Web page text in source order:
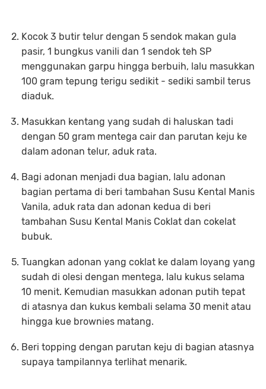
Kocok 3 butir telur dengan 5 sendok makan gula
pasir, 1 bungkus vanili dan 1 sendok teh SP
menggunakan garpu hingga berbuih, lalu masukkan
100 gram tepung terigu sedikit - sediki sambil terus
diaduk.
Masukkan kentang yang sudah di haluskan tadi
dengan 50 gram mentega cair dan parutan keju ke
dalam adonan telur, aduk rata.
Bagi adonan menjadi dua bagian, lalu adonan
bagian pertama di beri tambahan Susu Kental Manis
Vanila, aduk rata dan adonan kedua di beri
tambahan Susu Kental Manis Coklat dan cokelat
bubuk.
Tuangkan adonan yang coklat ke dalam loyang yang
sudah di olesi dengan mentega, lalu kukus selama
10 menit. Kemudian masukkan adonan putih tepat
di atasnya dan kukus kembali selama 30 menit atau
hingga kue brownies matang.
Beri topping dengan parutan keju di bagian atasnya
supaya tampilannya terlihat menarik.